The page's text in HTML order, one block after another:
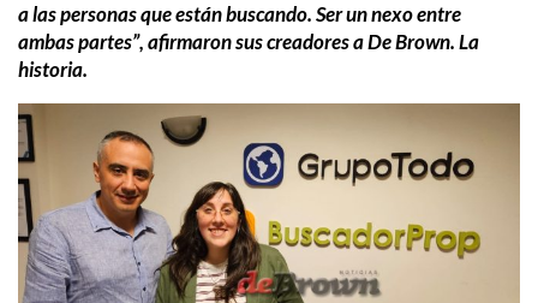
a las personas que están buscando. Ser un nexo entre
ambas partes”, afirmaron sus creadores a De Brown. La
historia.